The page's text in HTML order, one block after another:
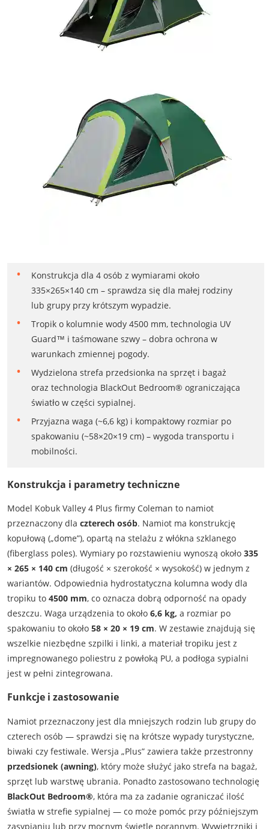
Konstrukcja dla 4 osób z wymiarami około
335×265×140 cm – sprawdza się dla małej rodziny
lub grupy przy krótszym wypadzie.
Tropik o kolumnie wody 4500 mm, technologia UV
Guard™ i taśmowane szwy – dobra ochrona w
warunkach zmiennej pogody.
Wydzielona strefa przedsionka na sprzęt i bagaż
oraz technologia BlackOut Bedroom® ograniczająca
światło w części sypialnej.
Przyjazna waga (~6,6 kg) i kompaktowy rozmiar po
spakowaniu (~58×20×19 cm) – wygoda transportu i
mobilności.
Konstrukcja i parametry techniczne
Model Kobuk Valley 4 Plus firmy Coleman to namiot
przeznaczony dla czterech osób. Namiot ma konstrukcję
kopułową („dome”), opartą na stelażu z włókna szklanego
(fiberglass poles). Wymiary po rozstawieniu wynoszą około 335
× 265 × 140 cm (długość × szerokość × wysokość) w jednym z
wariantów. Odpowiednia hydrostatyczna kolumna wody dla
tropiku to 4500 mm, co oznacza dobrą odporność na opady
deszczu. Waga urządzenia to około 6,6 kg, a rozmiar po
spakowaniu to około 58 × 20 × 19 cm. W zestawie znajdują się
wszelkie niezbędne szpilki i linki, a materiał tropiku jest z
impregnowanego poliestru z powłoką PU, a podłoga sypialni
jest w pełni zintegrowana.
Funkcje i zastosowanie
Namiot przeznaczony jest dla mniejszych rodzin lub grupy do
czterech osób — sprawdzi się na krótsze wypady turystyczne,
biwaki czy festiwale. Wersja „Plus” zawiera także przestronny
przedsionek (awning), który może służyć jako strefa na bagaż,
sprzęt lub warstwę ubrania. Ponadto zastosowano technologię
BlackOut Bedroom®, która ma za zadanie ograniczać ilość
światła w strefie sypialnej — co może pomóc przy późniejszym
zasypianiu lub przy mocnym świetle porannym. Wywietrzniki i